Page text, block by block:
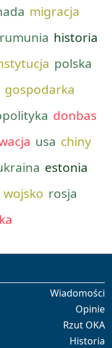
migracja
rumunia historia
polska
gospodarka
donbas
usa chiny
estonia
wojsko rosja
Wiadomości
Opinie
Rzut OKA
Historia